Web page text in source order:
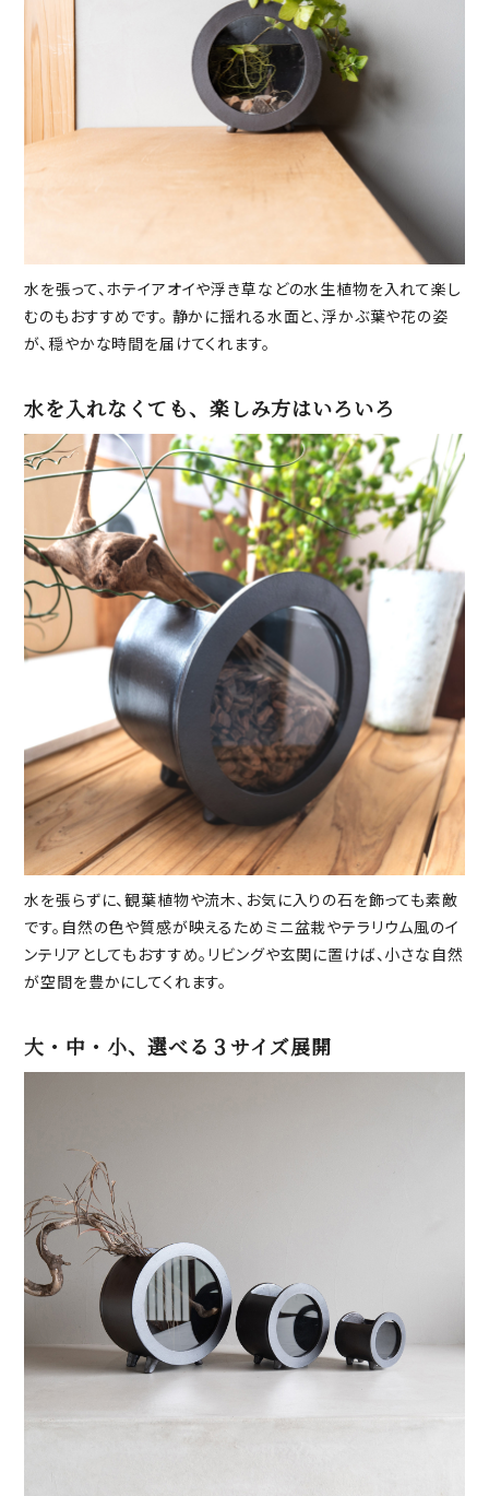
水を張って、ホテイアオイや浮き草などの水生植物を入れて楽し
むのもおすすめです。 静かに揺れる水面と、浮かぶ葉や花の姿
が、穏やかな時間を届けてくれます。
水を入れなくても、楽しみ方はいろいろ
水を張らずに、観葉植物や流木、お気に入りの石を飾っても素敵
です。自然の色や質感が映えるためミニ盆栽やテラリウム風のイ
ンテリアとしてもおすすめ。リビングや玄関に置けば、小さな自然
が空間を豊かにしてくれます。
大・中・小、選べる３サイズ展開